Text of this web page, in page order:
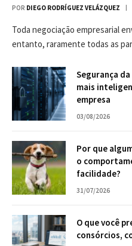
POR DIEGO RODRÍGUEZ VELÁZQUEZ
Toda negociação empresarial
entanto, raramente todas as
Segurança
mais
empresa
03/08/2026
Por que
o
facilidade?
31/07/2026
O que você
consórcios,